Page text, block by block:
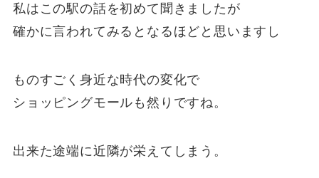
私はこの駅の話を初めて聞きましたが
確かに言われてみるとなるほどと思いますし
ものすごく身近な時代の変化で
ショッピングモールも然りですね。
出来た途端に近隣が栄えてしまう。